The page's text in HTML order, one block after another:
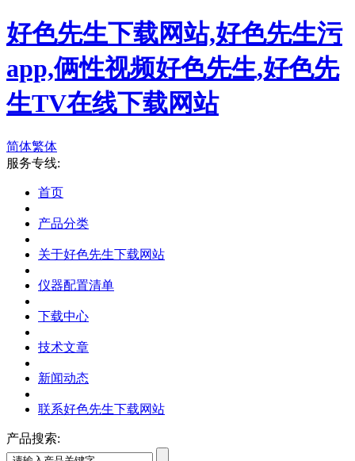
好色先生下载网站,好色先生污
app,俩性视频好色先生,好色先
生TV在线下载网站
简体繁体
服务专线:
首页
产品分类
关于好色先生下载网站
仪器配置清单
下载中心
技术文章
新闻动态
联系好色先生下载网站
产品搜索: